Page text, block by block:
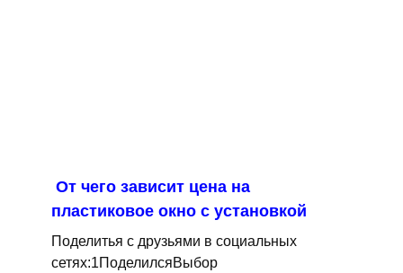
От чего зависит цена на
пластиковое окно с установкой
Поделитья с друзьями в социальных
сетях:1ПоделилсяВыбор